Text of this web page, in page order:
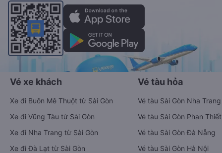
Vé xe khách
Xe đi Buôn Mê Thuột từ Sài Gòn
Xe đi Vũng Tàu từ Sài Gòn
Xe đi Nha Trang từ Sài Gòn
Xe đi Đà Lạt từ Sài Gòn
Vé tàu hỏa
Vé tàu Sài Gòn Nha Trang
Vé tàu Sài Gòn Phan Thiết
Vé tàu Sài Gòn Đà Nẵng
Vé tàu Sài Gòn Hà Nội